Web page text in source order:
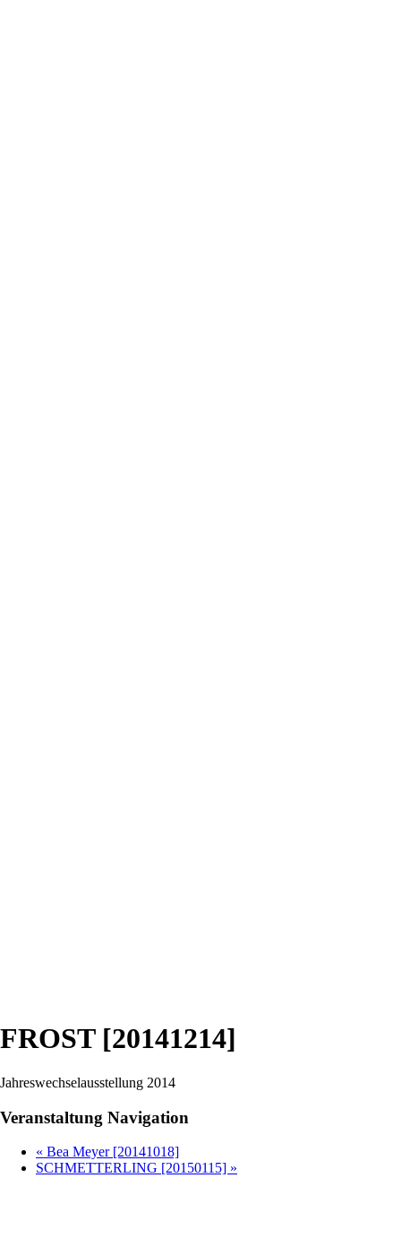
FROST [20141214]
Jahreswechselausstellung 2014
Veranstaltung Navigation
« Bea Meyer [20141018]
SCHMETTERLING [20150115] »